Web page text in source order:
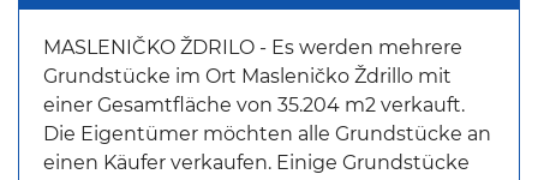
MASLENIČKO ŽDRILO - Es werden mehrere
Grundstücke im Ort Masleničko Ždrillo mit
einer Gesamtfläche von 35.204 m2 verkauft.
Die Eigentümer möchten alle Grundstücke an
einen Käufer verkaufen. Einige Grundstücke